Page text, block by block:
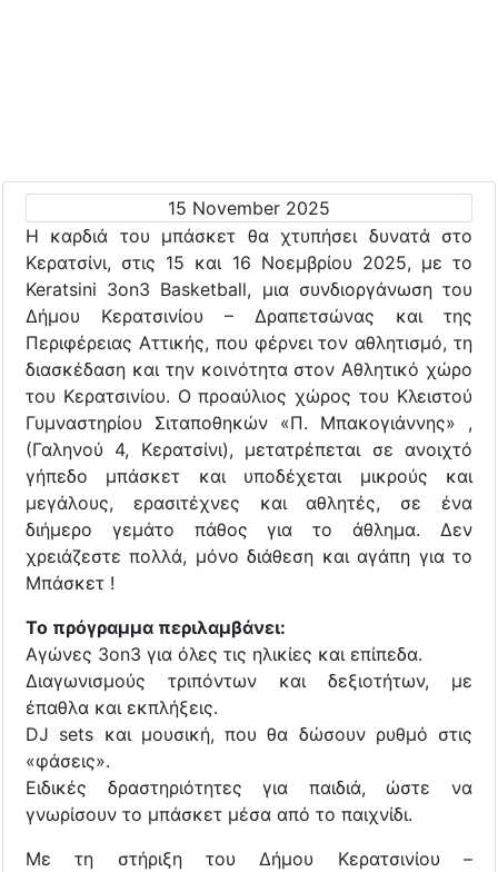
15 November 2025
Η καρδιά του μπάσκετ θα χτυπήσει δυνατά στο
Κερατσίνι, στις 15 και 16 Νοεμβρίου 2025, με το
Keratsini 3on3 Basketball, μια συνδιοργάνωση του
Δήμου Κερατσινίου – Δραπετσώνας και της
Περιφέρειας Αττικής, που φέρνει τον αθλητισμό, τη
διασκέδαση και την κοινότητα στον Αθλητικό χώρο
του Κερατσινίου. Ο προαύλιος χώρος του Κλειστού
Γυμναστηρίου Σιταποθηκών «Π. Μπακογιάννης» ,
(Γαληνού 4, Κερατσίνι), μετατρέπεται σε ανοιχτό
γήπεδο μπάσκετ και υποδέχεται μικρούς και
μεγάλους, ερασιτέχνες και αθλητές, σε ένα
διήμερο γεμάτο πάθος για το άθλημα. Δεν
χρειάζεστε πολλά, μόνο διάθεση και αγάπη για το
Μπάσκετ !
Το πρόγραμμα περιλαμβάνει:
Αγώνες 3on3 για όλες τις ηλικίες και επίπεδα.
Διαγωνισμούς τριπόντων και δεξιοτήτων, με
έπαθλα και εκπλήξεις.
DJ sets και μουσική, που θα δώσουν ρυθμό στις
«φάσεις».
Ειδικές δραστηριότητες για παιδιά, ώστε να
γνωρίσουν το μπάσκετ μέσα από το παιχνίδι.
Με τη στήριξη του Δήμου Κερατσινίου –